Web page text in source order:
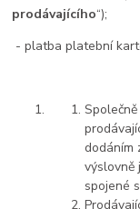
prodávajícího“);
- platba platební
dodáním
výslovně
spojené